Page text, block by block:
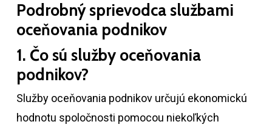
Podrobný sprievodca službami
oceňovania podnikov
1. Čo sú služby oceňovania
podnikov?
Služby oceňovania podnikov určujú ekonomickú
hodnotu spoločnosti pomocou niekoľkých